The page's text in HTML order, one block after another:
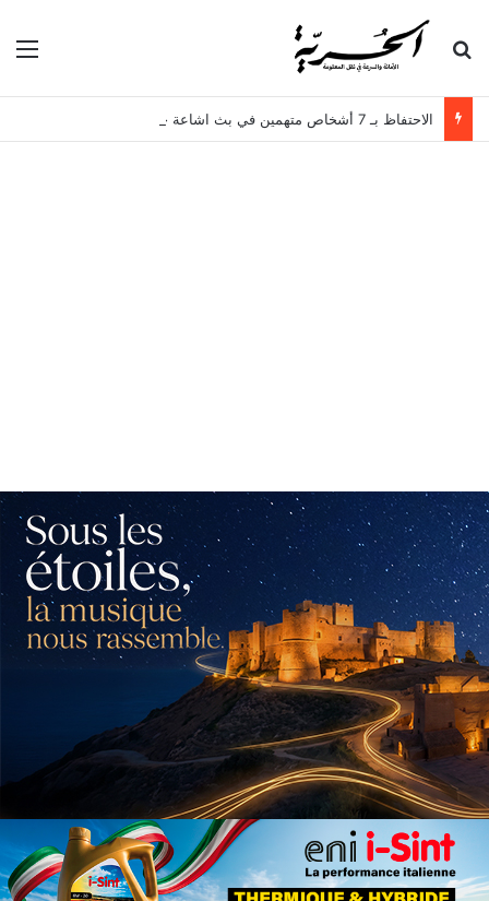
بحث عن
الاحتفاظ بـ 7 أشخاص متهمين في بث اشاعة حرق سجن المسعدين